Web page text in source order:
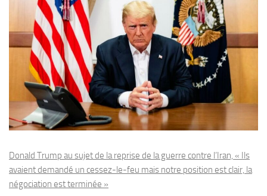
Donald Trump au sujet de la reprise de la guerre contre l’Iran, « Ils
avaient demandé un cessez-le-feu mais notre position est clair, la
négociation est terminée »